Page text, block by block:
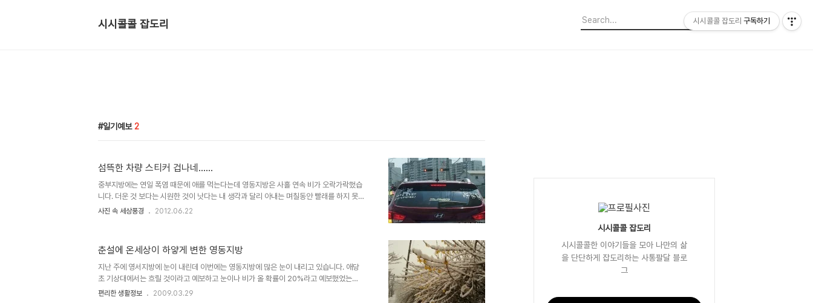
시시콜콜 잡도리
일기예보 2
섬뜩한 차량 스티커 겁나네......
중부지방에는 연일 폭염 때문에 애를 먹는다는데 영동지방은 사흘 연속 비가 오락가락했습
니다. 더운 것 보다는 시원한 것이 낫다는 내 생각과 달리 아내는 며칠동안 빨래를 하지 못
해 큰일이라며 내일 일기예보에 신경을 바짝 쓰더군요. 그탓일까요, 어제는 모처럼 해가 반
가려고 신호대기를 하고 있었습니다. 그런데 갑자기 친구가 웃으며 앞차를 가르키더군요.
"여보게...저 앞차 좀 봐..." "앞차가 왜...." "앞차 뒤 유리에 붙여진 스티커 말야..."..
사진 속 세상풍경 2012.06.22
춘설에 온세상이 하얗게 변한 영동지방
지난 주에 영서지방에 눈이 내린데 이번에는 영동지방에 많은 눈이 내리고 있습니다. 애당
초 기상대에서는 흐릴 것이라고 예보하고 눈이나 비가 올 확률이 20%라고 예보했었는데
요. 오늘 아침 새벽에서부터 쏟아지기 시작한 눈은 아침 7시 현재 벌써 10cm를 넘어섰고
편리한 생활정보 2009.03.29
시시콜콜 잡도리
시시콜콜한 이야기들을 모아 나만의 삶
을 단단하게 잡도리하는 사통팔달 블로
그
시시콜콜 잡도리 구독하기